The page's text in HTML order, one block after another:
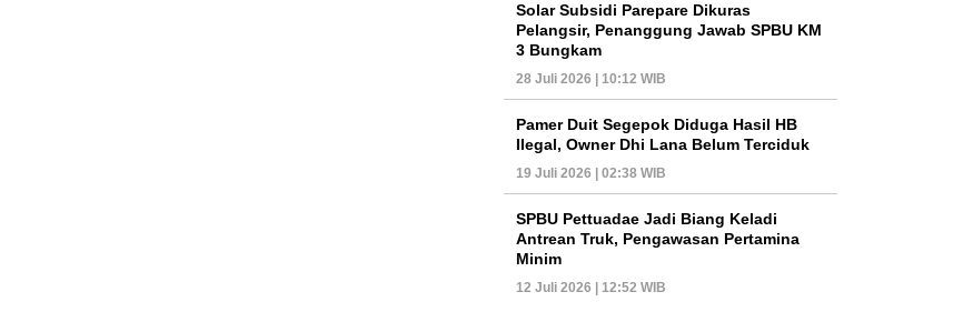
Solar Subsidi Parepare Dikuras
Pelangsir, Penanggung Jawab SPBU KM
3 Bungkam
28 Juli 2026 | 10:12 WIB
Pamer Duit Segepok Diduga Hasil HB
Ilegal, Owner Dhi Lana Belum Terciduk
19 Juli 2026 | 02:38 WIB
SPBU Pettuadae Jadi Biang Keladi
Antrean Truk, Pengawasan Pertamina
Minim
12 Juli 2026 | 12:52 WIB